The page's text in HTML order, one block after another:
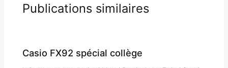
Publications similaires
Casio FX92 spécial collège